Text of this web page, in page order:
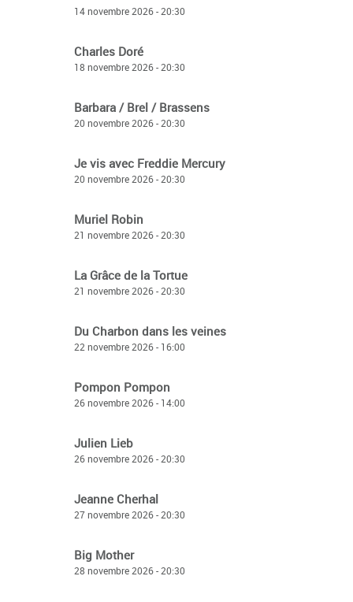
14 novembre 2026 - 20:30
Charles Doré
18 novembre 2026 - 20:30
Barbara / Brel / Brassens
20 novembre 2026 - 20:30
Je vis avec Freddie Mercury
20 novembre 2026 - 20:30
Muriel Robin
21 novembre 2026 - 20:30
La Grâce de la Tortue
21 novembre 2026 - 20:30
Du Charbon dans les veines
22 novembre 2026 - 16:00
Pompon Pompon
26 novembre 2026 - 14:00
Julien Lieb
26 novembre 2026 - 20:30
Jeanne Cherhal
27 novembre 2026 - 20:30
Big Mother
28 novembre 2026 - 20:30